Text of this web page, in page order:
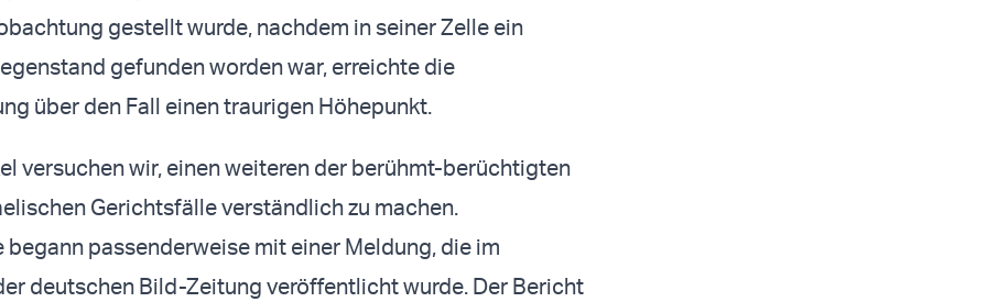
gestellt wurde, nachdem in seiner Zelle ein
gefunden worden war, erreichte die
über den Fall einen traurigen Höhepunkt.
versuchen wir, einen weiteren der berühmt-berüchtigten
Gerichtsfälle verständlich zu machen.
begann passenderweise mit einer Meldung, die im
deutschen Bild-Zeitung veröffentlicht wurde. Der Bericht